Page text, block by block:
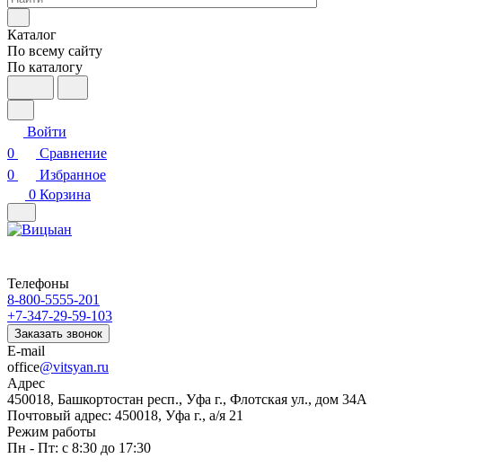
Каталог
По всему сайту
По каталогу
Войти
0
Сравнение
0
Избранное
0 Корзина
Телефоны
8-800-5555-201
+7-347-29-59-103
Заказать звонок
E-mail
office@vitsyan.ru
Адрес
450018, Башкортостан респ., Уфа г., Флотская ул., дом 34А
Почтовый адрес: 450018, Уфа г., а/я 21
Режим работы
Пн - Пт: с 8:30 до 17:30